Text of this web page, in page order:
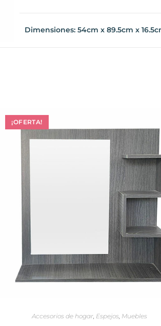
Dimensiones: 54cm x 89.5cm x
¡OFERTA!
Accesorios de hogar,Espejos,Muebles